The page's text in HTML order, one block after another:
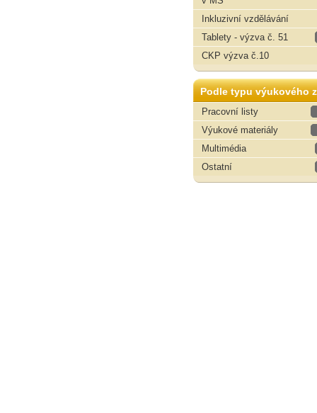
Inkluzivní vzdělávání
Tablety - výzva č. 51
CKP výzva č.10
Podle typu výukového
Pracovní listy
Výukové materiály
Multimédia
Ostatní